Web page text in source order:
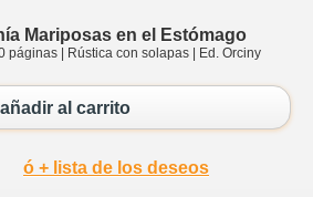
Mariposas en el Estómago
páginas | Rústica con solapas | Ed. Orciny
añadir al carrito
ó + lista de los deseos